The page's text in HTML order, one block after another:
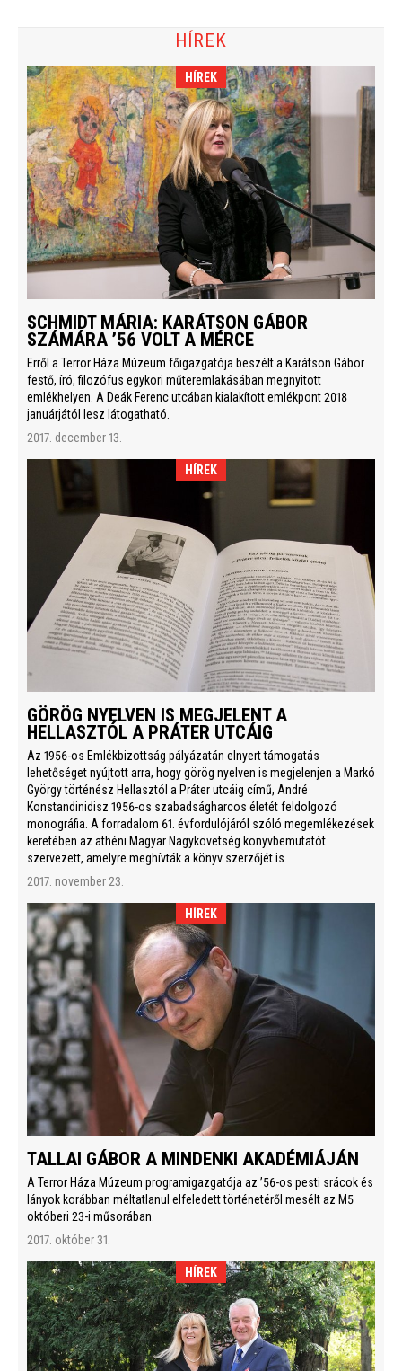
HÍREK
HÍREK
SCHMIDT MÁRIA: KARÁTSON GÁBOR
SZÁMÁRA ’56 VOLT A MÉRCE
Erről a Terror Háza Múzeum főigazgatója beszélt a Karátson Gábor
festő, író, filozófus egykori műteremlakásában megnyitott
emlékhelyen. A Deák Ferenc utcában kialakított emlékpont 2018
januárjától lesz látogatható.
2017. december 13.
HÍREK
GÖRÖG NYELVEN IS MEGJELENT A
HELLASZTÓL A PRÁTER UTCÁIG
Az 1956-os Emlékbizottság pályázatán elnyert támogatás
lehetőséget nyújtott arra, hogy görög nyelven is megjelenjen a Markó
György történész Hellasztól a Práter utcáig című, André
Konstandinidisz 1956-os szabadságharcos életét feldolgozó
monográfia. A forradalom 61. évfordulójáról szóló megemlékezések
keretében az athéni Magyar Nagykövetség könyvbemutatót
szervezett, amelyre meghívták a könyv szerzőjét is.
2017. november 23.
HÍREK
TALLAI GÁBOR A MINDENKI AKADÉMIÁJÁN
A Terror Háza Múzeum programigazgatója az ’56-os pesti srácok és
lányok korábban méltatlanul elfeledett történetéről mesélt az M5
októberi 23-i műsorában.
2017. október 31.
HÍREK